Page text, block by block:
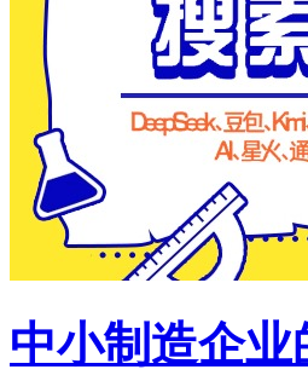
中小制造企